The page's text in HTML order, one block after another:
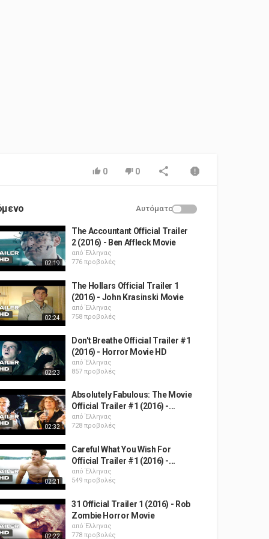
0 0
Αυτόματο
02:19
The Accountant Official Trailer
2 (2016) - Ben Affleck Movie
απόΈλληνας
776 προβολές
02:24
The Hollars Official Trailer 1
(2016) - John Krasinski Movie
απόΈλληνας
758 προβολές
02:23
Don't Breathe Official Trailer #1
(2016) - Horror Movie HD
απόΈλληνας
857 προβολές
02:32
Absolutely Fabulous: The Movie
Official Trailer #1 (2016) -...
απόΈλληνας
728 προβολές
02:21
Careful What You Wish For
Official Trailer #1 (2016) -...
απόΈλληνας
549 προβολές
02:22
31 Official Trailer 1 (2016) - Rob
Zombie Horror Movie
απόΈλληνας
778 προβολές